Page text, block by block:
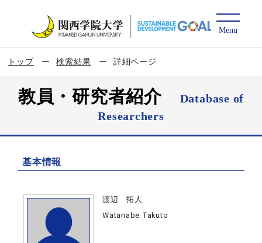
トップ 検索結果 詳細ページ
教員・研究者紹介
Database of
Researchers
基本情報
渡辺 拓人
Watanabe Takuto